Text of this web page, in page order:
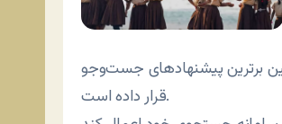
برترین پیشنهادهای جست‌وجو
قرار داده است.